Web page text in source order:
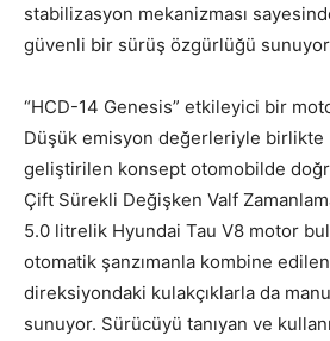
stabilizasyon mekanizması
güvenli bir sürüş özgürlüğü
“HCD-14 Genesis” etkileyici bir
Düşük emisyon değerleriyle
geliştirilen konsept otomobilde
Çift Sürekli Değişken Valf
5.0 litrelik Hyundai Tau V8 motor
otomatik şanzımanla kombine
direksiyondaki kulakçıklarla da
sunuyor. Sürücüyü tanıyan ve